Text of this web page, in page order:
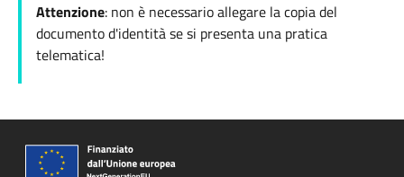
Attenzione: non è necessario allegare la copia del
documento d'identità se si presenta una pratica
telematica!